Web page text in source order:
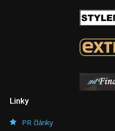
Linky
PR články